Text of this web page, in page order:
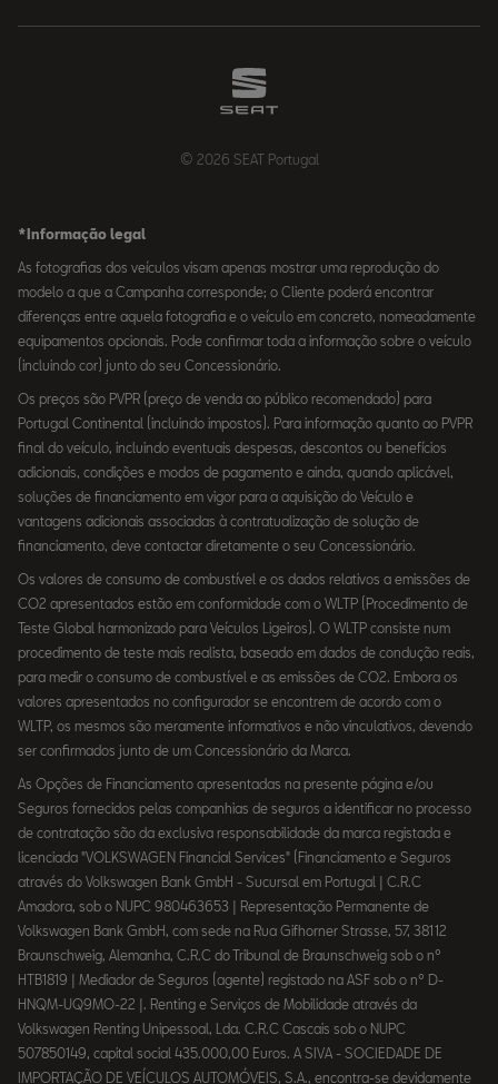
© 2026 SEAT Portugal
*Informação legal
As fotografias dos veículos visam apenas mostrar uma reprodução do
modelo a que a Campanha corresponde; o Cliente poderá encontrar
diferenças entre aquela fotografia e o veículo em concreto, nomeadamente
equipamentos opcionais. Pode confirmar toda a informação sobre o veículo
(incluindo cor) junto do seu Concessionário.
Os preços são PVPR (preço de venda ao público recomendado) para
Portugal Continental (incluindo impostos). Para informação quanto ao PVPR
final do veículo, incluindo eventuais despesas, descontos ou benefícios
adicionais, condições e modos de pagamento e ainda, quando aplicável,
soluções de financiamento em vigor para a aquisição do Veículo e
vantagens adicionais associadas à contratualização de solução de
financiamento, deve contactar diretamente o seu Concessionário.
Os valores de consumo de combustível e os dados relativos a emissões de
CO2 apresentados estão em conformidade com o WLTP (Procedimento de
Teste Global harmonizado para Veículos Ligeiros). O WLTP consiste num
procedimento de teste mais realista, baseado em dados de condução reais,
para medir o consumo de combustível e as emissões de CO2. Embora os
valores apresentados no configurador se encontrem de acordo com o
WLTP, os mesmos são meramente informativos e não vinculativos, devendo
ser confirmados junto de um Concessionário da Marca.
As Opções de Financiamento apresentadas na presente página e/ou
Seguros fornecidos pelas companhias de seguros a identificar no processo
de contratação são da exclusiva responsabilidade da marca registada e
licenciada "VOLKSWAGEN Financial Services" (Financiamento e Seguros
através do Volkswagen Bank GmbH - Sucursal em Portugal | C.R.C
Amadora, sob o NUPC 980463653 | Representação Permanente de
Volkswagen Bank GmbH, com sede na Rua Gifhorner Strasse, 57, 38112
Braunschweig, Alemanha, C.R.C do Tribunal de Braunschweig sob o nº
HTB1819 | Mediador de Seguros (agente) registado na ASF sob o nº D-
HNQM-UQ9MO-22 |. Renting e Serviços de Mobilidade através da
Volkswagen Renting Unipessoal, Lda. C.R.C Cascais sob o NUPC
507850149, capital social 435.000,00 Euros. A SIVA - SOCIEDADE DE
IMPORTAÇÃO DE VEÍCULOS AUTOMÓVEIS, S.A., encontra-se devidamente